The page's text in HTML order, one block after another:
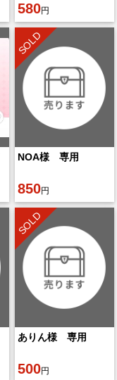
580円
SOLD
NOA様 専用
850円
SOLD
ありん様 専用
500円